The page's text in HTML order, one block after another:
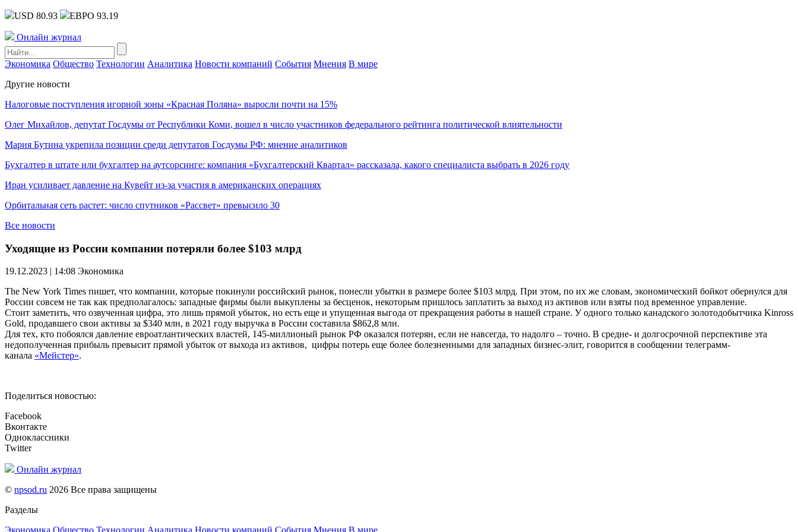
USD 80.93 ЕВРО 93.19
Онлайн журнал
Экономика Общество Технологии Аналитика Новости компаний События Мнения В мире
Другие новости
Налоговые поступления игорной зоны «Красная Поляна» выросли почти на 15%
Олег Михайлов, депутат Госдумы от Республики Коми, вошел в число участников федерального рейтинга политической влиятельности
Мария Бутина укрепила позиции среди депутатов Госдумы РФ: мнение аналитиков
Бухгалтер в штате или бухгалтер на аутсорсинге: компания «Бухгалтерский Квартал» рассказала, какого специалиста выбрать в 2026 году
Иран усиливает давление на Кувейт из-за участия в американских операциях
Орбитальная сеть растет: число спутников «Рассвет» превысило 30
Все новости
Уходящие из России компании потеряли более $103 млрд
19.12.2023 | 14:08 Экономика
The New York Times пишет, что компании, которые покинули российский рынок, понесли убытки в размере более $103 млрд. При этом, по их же словам, экономический бойкот обернулся для
России совсем не так как предполагалось: западные фирмы были выкуплены за бесценок, некоторым пришлось заплатить за выход из активов или взяты под временное управление.
Стоит заметить, что озвученная цифра, это лишь прямой убыток, но есть еще и упущенная выгода от прекращения работы в нашей стране. У одного только канадского золотодобытчика Kinross
Gold, продавшего свои активы за $340 млн, в 2021 году выручка в России составила $862,8 млн.
Для тех, кто побоялся давление евроатлантических властей, 145-миллионый рынок РФ оказался потерян, если не навсегда, то надолго – точно. В средне- и долгосрочной перспективе эта
недополученная прибыль превысит прямой убыток от выхода из активов, цифры потерь еще более болезненными для западных бизнес-элит, говорится в сообщении телеграмм-
канала «Мейстер».
Поделиться новостью:
Facebook
Вконтакте
Одноклассники
Twitter
Онлайн журнал
© npsod.ru 2026 Все права защищены
Разделы